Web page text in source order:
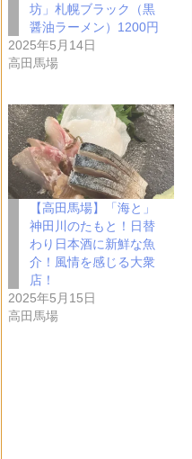
坊」札幌ブラック（黒
醤油ラーメン）1200円
2025年5月14日
高田馬場
【高田馬場】「海と」
神田川のたもと！日替
わり日本酒に新鮮な魚
介！風情を感じる大衆
店！
2025年5月15日
高田馬場